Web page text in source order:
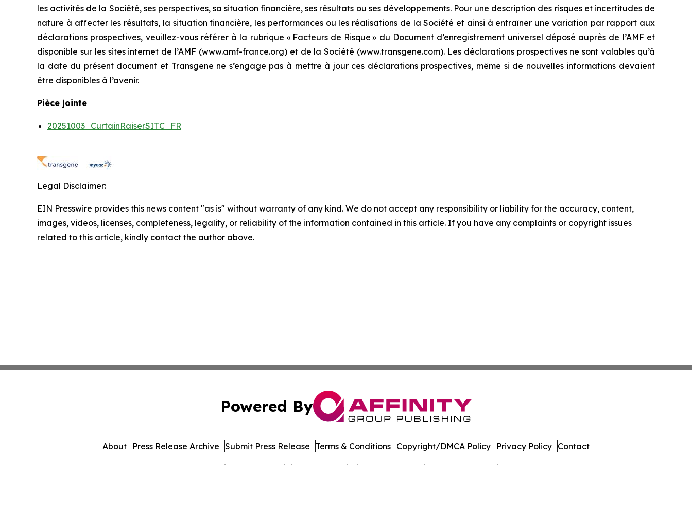
les activités de la Société, ses perspectives, sa situation financière, ses résultats ou ses développements. Pour une description des risques et incertitudes de
nature à affecter les résultats, la situation financière, les performances ou les réalisations de la Société et ainsi à entraîner une variation par rapport aux
déclarations prospectives, veuillez-vous référer à la rubrique « Facteurs de Risque » du Document d’enregistrement universel déposé auprès de l’AMF et
disponible sur les sites internet de l’AMF (www.amf-france.org) et de la Société (www.transgene.com). Les déclarations prospectives ne sont valables qu’à
la date du présent document et Transgene ne s’engage pas à mettre à jour ces déclarations prospectives, même si de nouvelles informations devaient
être disponibles à l’avenir.
Pièce jointe
20251003_CurtainRaiserSITC_FR
Legal Disclaimer:
EIN Presswire provides this news content "as is" without warranty of any kind. We do not accept any responsibility or liability for the accuracy, content,
images, videos, licenses, completeness, legality, or reliability of the information contained in this article. If you have any complaints or copyright issues
related to this article, kindly contact the author above.
Powered By
© 1995-2026 Newsmatics Inc. dba Affinity Group Publishing & Cyprus Business Journal. All Rights Reserved.
About Press Release Archive Submit Press Release Terms & Conditions Copyright/DMCA Policy Privacy Policy Contact